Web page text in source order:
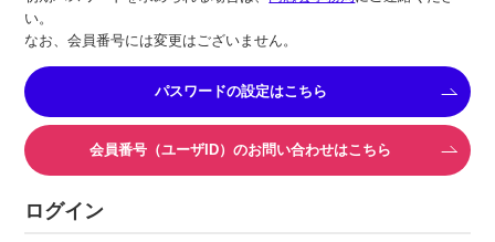
い。
なお、会員番号には変更はございません。
パスワードの設定はこちら
会員番号（ユーザID）のお問い合わせはこちら
ログイン